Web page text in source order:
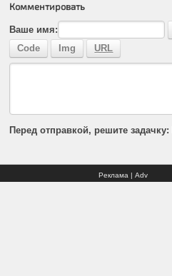
Комментировать
Ваше имя:
Перед отправкой, решите задачку:
Реклама | Adv